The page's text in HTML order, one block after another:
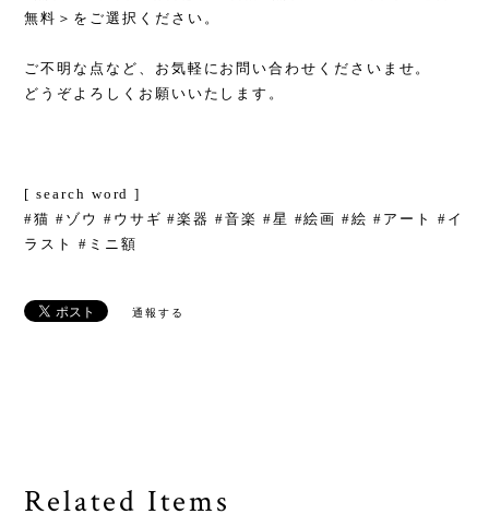
無料＞をご選択ください。
ご不明な点など、お気軽にお問い合わせくださいませ。
どうぞよろしくお願いいたします。
[ search word ]
#猫 #ゾウ #ウサギ #楽器 #音楽 #星 #絵画 #絵 #アート #イ
ラスト #ミニ額
通報する
Related Items